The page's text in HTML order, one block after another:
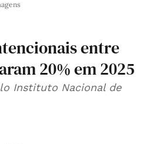
entre
20% em 2025
Instituto Nacional de